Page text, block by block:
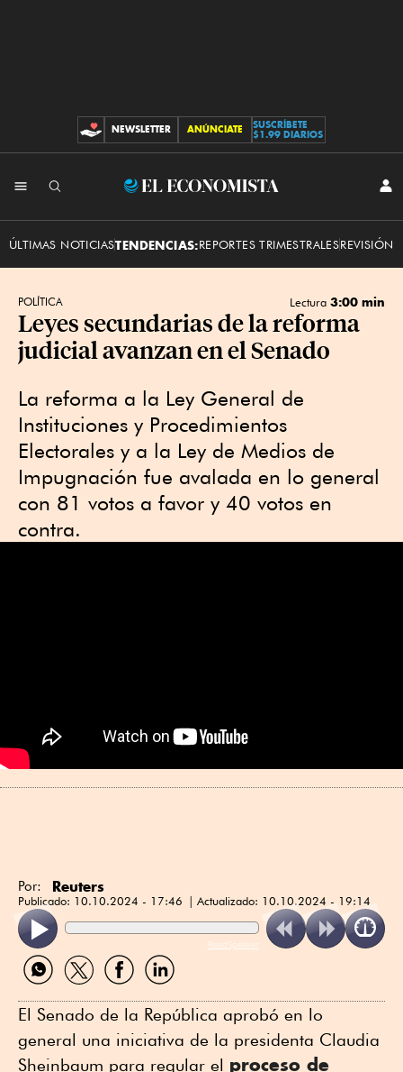
CONTRIBUCIONES
NEWSLETTER ANÚNCIATE
SUSCRÍBETE
$1.99 DIARIOS
El
ÚLTIMAS NOTICIASTENDENCIAS:REPORTES TRIMESTRALESREVISIÓN
POLÍTICA Lectura 3:00 min
Leyes secundarias de la reforma
judicial avanzan en el Senado
La reforma a la Ley General de
Instituciones y Procedimientos
Electorales y a la Ley de Medios de
Impugnación fue avalada en lo general
con 81 votos a favor y 40 votos en
contra.
Por: Reuters
Publicado: 10.10.2024 - 17:46 Actualizado: 10.10.2024 - 19:14
ReadSpeaker
Compartir
por
Compartir
por
Compartir
por
Compartir
por
El Senado de la República aprobó en lo
general una iniciativa de la presidenta Claudia
Sheinbaum para regular el proceso de